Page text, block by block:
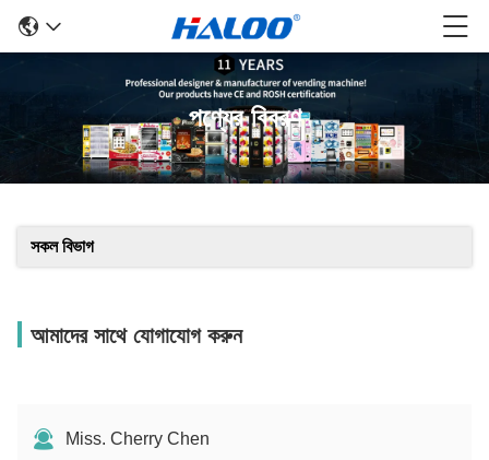
পণ্যের বিবরণ
সকল বিভাগ
আমাদের সাথে যোগাযোগ করুন
Miss. Cherry Chen